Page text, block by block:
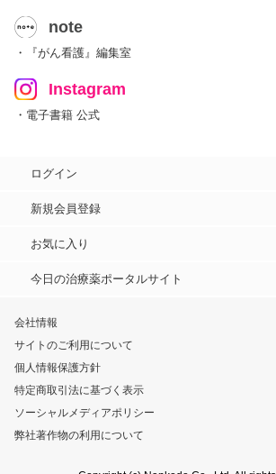
note
・『がん看護』編集室
Instagram
・電子書籍 公式
ログイン
新規会員登録
お気に入り
今日の治療薬ポータルサイト
会社情報
サイトのご利用について
個人情報保護方針
特定商取引法に基づく表示
ソーシャルメディアポリシー
弊社著作物の利用について